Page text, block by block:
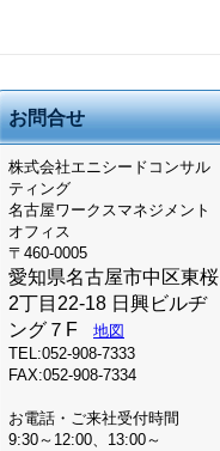
お問合せ
株式会社エニシードコンサル
ティング
名古屋ワークスマネジメント
オフィス
〒460-0005
愛知県名古屋市中区東桜
2丁目22-18 日興ビルヂ
ング７F
地図
TEL:052-908-7333
FAX:052-908-7334
お電話・ご来社受付時間
9:30～12:00、13:00～